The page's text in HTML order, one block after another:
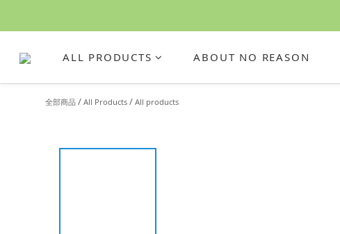
ALL PRODUCTS ABOUT NO REASON
全部商品 / All Products / All products